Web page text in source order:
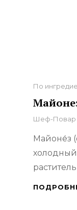
Categories
По
By
Шеф-Повар
Майоне́з
холодный